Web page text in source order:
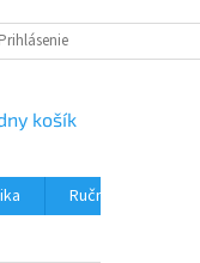
Prihlásenie
košík
Ručné náradie